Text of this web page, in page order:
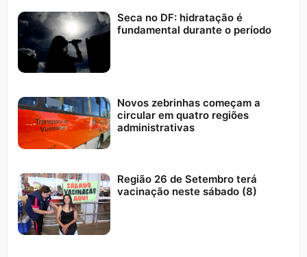
Seca no DF: hidratação é
fundamental durante o período
Novos zebrinhas começam a
circular em quatro regiões
administrativas
Região 26 de Setembro terá
vacinação neste sábado (8)